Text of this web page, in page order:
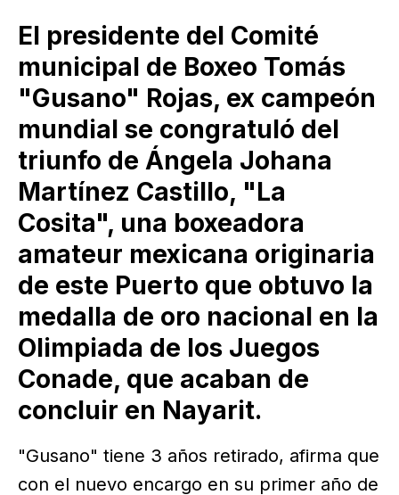
El presidente del Comité
municipal de Boxeo Tomás
"Gusano" Rojas, ex campeón
mundial se congratuló del
triunfo de Ángela Johana
Martínez Castillo, "La
Cosita", una boxeadora
amateur mexicana originaria
de este Puerto que obtuvo la
medalla de oro nacional en la
Olimpiada de los Juegos
Conade, que acaban de
concluir en Nayarit.
"Gusano" tiene 3 años retirado, afirma que
con el nuevo encargo en su primer año de